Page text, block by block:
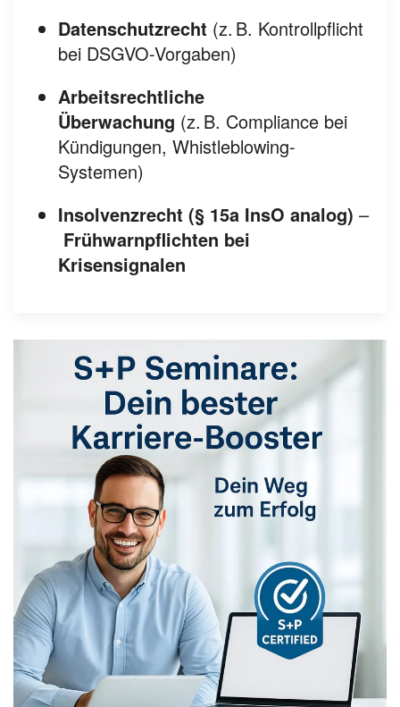
Datenschutzrecht (z. B. Kontrollpflicht
bei DSGVO-Vorgaben)
Arbeitsrechtliche
Überwachung (z. B. Compliance bei
Kündigungen, Whistleblowing-
Systemen)
Insolvenzrecht (§ 15a InsO analog) –
Frühwarnpflichten bei
Krisensignalen